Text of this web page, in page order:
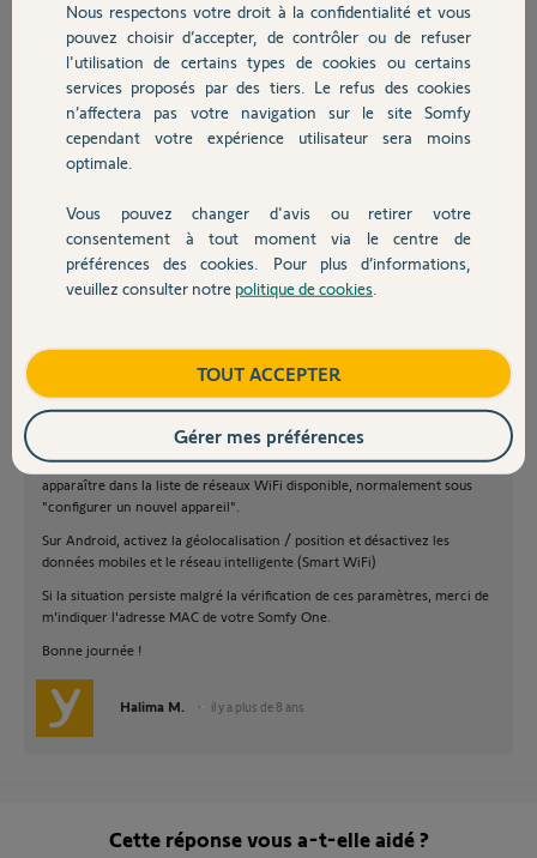
Chauffage
Autres produits
Devis avec un pro
Contact
il y a plus de 8 ans
Bonjour Thomas,
Type de réseau WiFi 2.4GHz (5GHz désactivé)
Mode de sécurité en WPA2 PSK/AES
Pas de caractères spéciaux
Sur Livebox, pare-feu en faible ou moyen
Sur Bbox, pare-feu désactivé.
Sur iOS, téléphone connecté sur le même réseau 2.4GHz, le produit doit
apparaître dans la liste de réseaux WiFi disponible, normalement sous
"configurer un nouvel appareil".
Sur Android, activez la géolocalisation / position et désactivez les
données mobiles et le réseau intelligente (Smart WiFi)
Si la situation persiste malgré la vérification de ces paramètres, merci de
m'indiquer l'adresse MAC de votre Somfy One.
Bonne journée !
Halima M. il y a plus de 8 ans
Cette réponse vous a-t-elle aidé ?
Nous respectons votre droit à la confidentialité et vous
pouvez choisir d’accepter, de contrôler ou de refuser
l'utilisation de certains types de cookies ou certains
services proposés par des tiers. Le refus des cookies
n’affectera pas votre navigation sur le site Somfy
cependant votre expérience utilisateur sera moins
optimale.
Vous pouvez changer d'avis ou retirer votre
consentement à tout moment via le centre de
préférences des cookies. Pour plus d’informations,
veuillez consulter notre politique de cookies
TOUT ACCEPTER
Gérer mes préférences